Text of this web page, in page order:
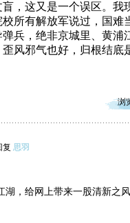
，这又是一个误区。我
校所有解放军说过，国
兵，绝非京城里、黄浦
歪风邪气也好，归根结底
浏
复 思羽
湖，给网上带来一股清新之风